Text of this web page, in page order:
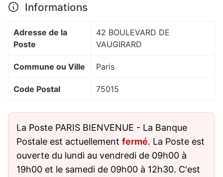
Informations
Adresse de la
Poste
42 BOULEVARD DE
VAUGIRARD
Commune ou Ville Paris
Code Postal 75015
La Poste PARIS BIENVENUE - La Banque
Postale est actuellement fermé. La Poste est
ouverte du lundi au vendredi de 09h00 à
19h00 et le samedi de 09h00 à 12h30. C'est